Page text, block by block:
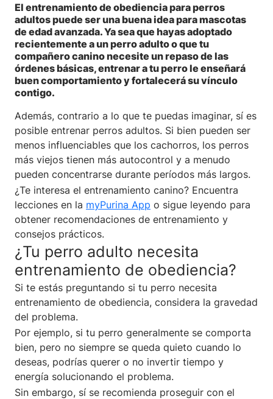
El entrenamiento de obediencia para perros
adultos puede ser una buena idea para mascotas
de edad avanzada. Ya sea que hayas adoptado
recientemente a un perro adulto o que tu
compañero canino necesite un repaso de las
órdenes básicas, entrenar a tu perro le enseñará
buen comportamiento y fortalecerá su vínculo
contigo.
Además, contrario a lo que te puedas imaginar, sí es
posible entrenar perros adultos. Si bien pueden ser
menos influenciables que los cachorros, los perros
más viejos tienen más autocontrol y a menudo
pueden concentrarse durante períodos más largos.
¿Te interesa el entrenamiento canino? Encuentra
lecciones en la myPurina App o sigue leyendo para
obtener recomendaciones de entrenamiento y
consejos prácticos.
¿Tu perro adulto necesita
entrenamiento de obediencia?
Si te estás preguntando si tu perro necesita
entrenamiento de obediencia, considera la gravedad
del problema.
Por ejemplo, si tu perro generalmente se comporta
bien, pero no siempre se queda quieto cuando lo
deseas, podrías querer o no invertir tiempo y
energía solucionando el problema.
Sin embargo, sí se recomienda proseguir con el